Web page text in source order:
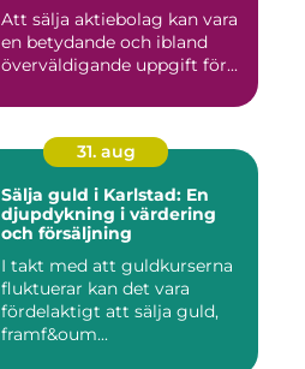
Att sälja aktiebolag kan vara
en betydande och ibland
överväldigande uppgift för...
31. aug
Sälja guld i Karlstad: En
djupdykning i värdering
och försäljning
I takt med att guldkurserna
fluktuerar kan det vara
fördelaktigt att sälja guld,
framf&oum...